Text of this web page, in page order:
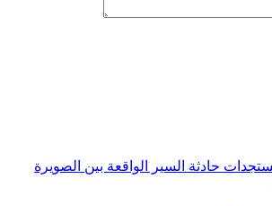
حادثة السير الواقعة بين الصويرة